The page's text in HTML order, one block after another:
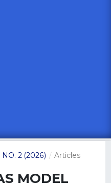
2 (2026) / Articles
MODEL